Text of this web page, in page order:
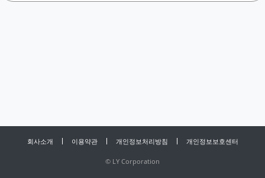
회사소개 이용약관 개인정보처리방침 개인정보보호센터
© LY Corporation